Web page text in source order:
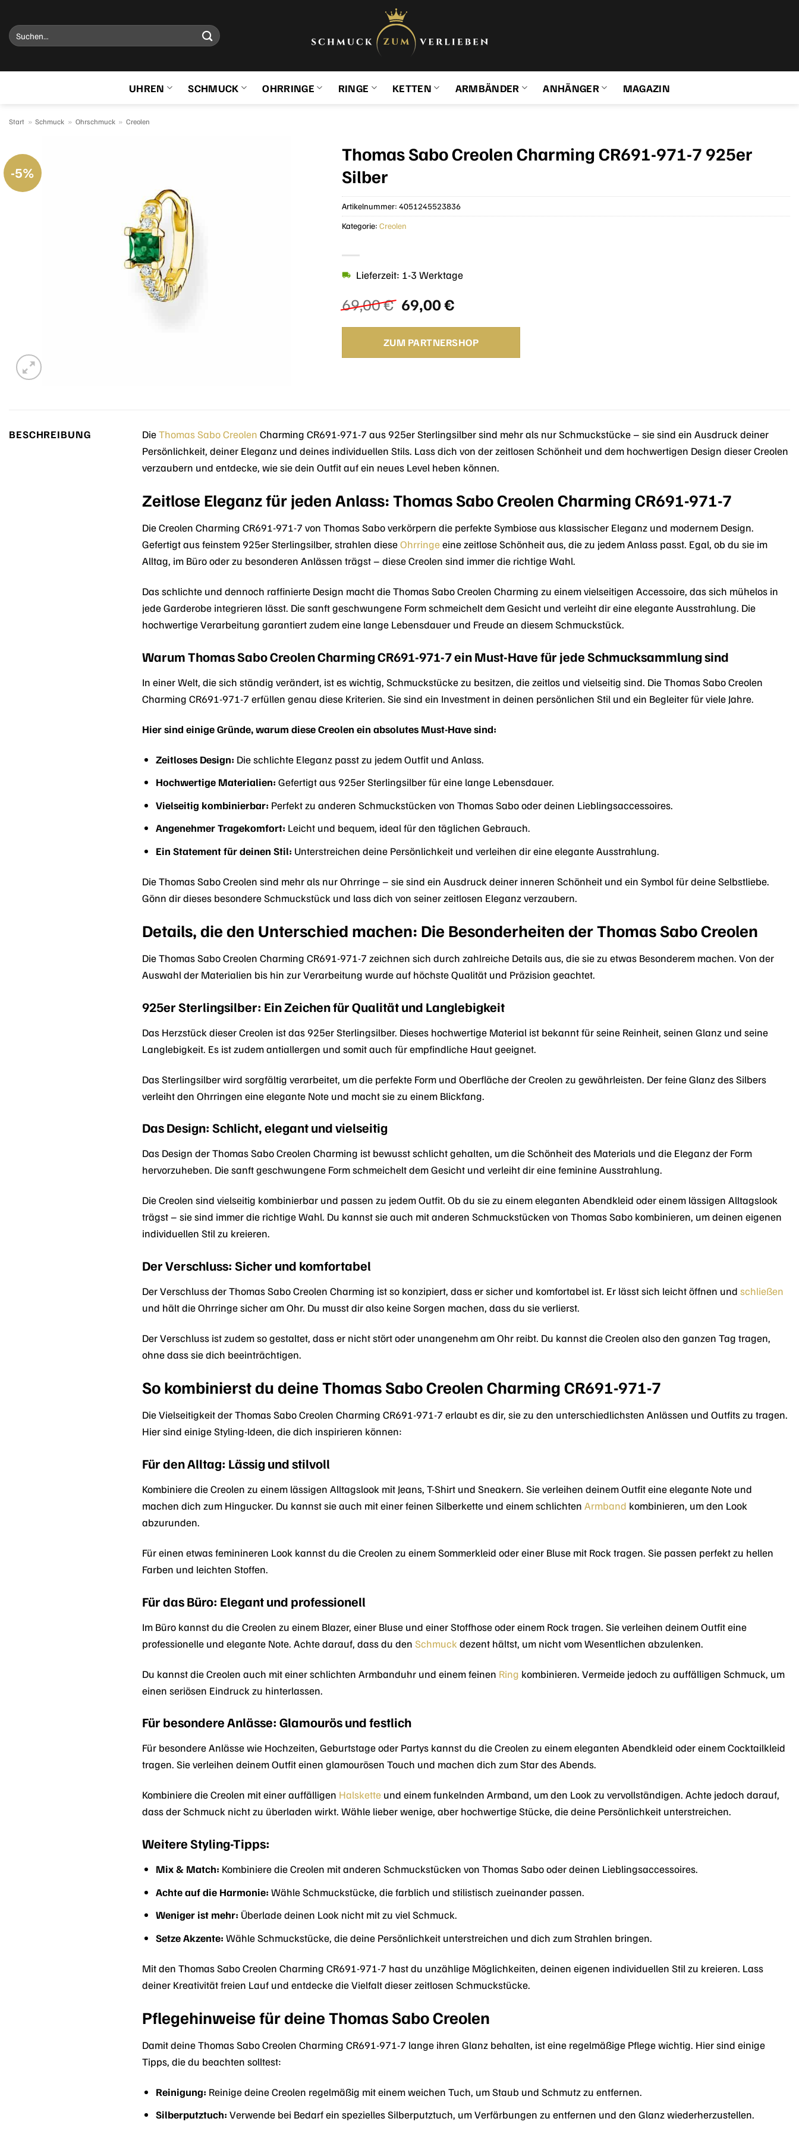
Inhalt
springen
Suchen
nach:
UHREN SCHMUCK OHRRINGE RINGE KETTEN ARMBÄNDER ANHÄNGER MAGAZIN
Start » Schmuck » Ohrschmuck » Creolen
-5%
Thomas Sabo Creolen Charming CR691-971-7 925er
Silber
69,00€ Ursprünglicher
Preis
war:
69,00 €
69,00€Aktueller
ist:
69,00 €.
Lieferzeit: 1-3 Werktage
ZUM PARTNERSHOP
Artikelnummer: 4051245523836
Kategorie: Creolen
BESCHREIBUNG DieThomas SaboCreolen Charming CR691-971-7 aus 925er Sterlingsilber sind mehr als nur Schmuckstücke – sie sind ein Ausdruck deiner
Persönlichkeit, deiner Eleganz und deines individuellen Stils. Lass dich von der zeitlosen Schönheit und dem hochwertigen Design dieser Creolen
verzaubern und entdecke, wie sie dein Outfit auf ein neues Level heben können.
Zeitlose Eleganz für jeden Anlass: Thomas Sabo Creolen Charming CR691-971-7
Die Creolen Charming CR691-971-7 von Thomas Sabo verkörpern die perfekte Symbiose aus klassischer Eleganz und modernem Design.
Gefertigt aus feinstem 925er Sterlingsilber, strahlen dieseOhrringeeine zeitlose Schönheit aus, die zu jedem Anlass passt. Egal, ob du sie im
Alltag, im Büro oder zu besonderen Anlässen trägst – diese Creolen sind immer die richtige Wahl.
Das schlichte und dennoch raffinierte Design macht die Thomas Sabo Creolen Charming zu einem vielseitigen Accessoire, das sich mühelos in
jede Garderobe integrieren lässt. Die sanft geschwungene Form schmeichelt dem Gesicht und verleiht dir eine elegante Ausstrahlung. Die
hochwertige Verarbeitung garantiert zudem eine lange Lebensdauer und Freude an diesem Schmuckstück.
Warum Thomas Sabo Creolen Charming CR691-971-7 ein Must-Have für jede Schmucksammlung sind
In einer Welt, die sich ständig verändert, ist es wichtig, Schmuckstücke zu besitzen, die zeitlos und vielseitig sind. Die Thomas Sabo Creolen
Charming CR691-971-7 erfüllen genau diese Kriterien. Sie sind ein Investment in deinen persönlichen Stil und ein Begleiter für viele Jahre.
Hier sind einige Gründe, warum diese Creolen ein absolutes Must-Have sind:
Zeitloses Design: Die schlichte Eleganz passt zu jedem Outfit und Anlass.
Hochwertige Materialien: Gefertigt aus 925er Sterlingsilber für eine lange Lebensdauer.
Vielseitig kombinierbar: Perfekt zu anderen Schmuckstücken von Thomas Sabo oder deinen Lieblingsaccessoires.
Angenehmer Tragekomfort: Leicht und bequem, ideal für den täglichen Gebrauch.
Ein Statement für deinen Stil: Unterstreichen deine Persönlichkeit und verleihen dir eine elegante Ausstrahlung.
Die Thomas Sabo Creolen sind mehr als nur Ohrringe – sie sind ein Ausdruck deiner inneren Schönheit und ein Symbol für deine Selbstliebe.
Gönn dir dieses besondere Schmuckstück und lass dich von seiner zeitlosen Eleganz verzaubern.
Details, die den Unterschied machen: Die Besonderheiten der Thomas Sabo Creolen
Die Thomas Sabo Creolen Charming CR691-971-7 zeichnen sich durch zahlreiche Details aus, die sie zu etwas Besonderem machen. Von der
Auswahl der Materialien bis hin zur Verarbeitung wurde auf höchste Qualität und Präzision geachtet.
925er Sterlingsilber: Ein Zeichen für Qualität und Langlebigkeit
Das Herzstück dieser Creolen ist das 925er Sterlingsilber. Dieses hochwertige Material ist bekannt für seine Reinheit, seinen Glanz und seine
Langlebigkeit. Es ist zudem antiallergen und somit auch für empfindliche Haut geeignet.
Das Sterlingsilber wird sorgfältig verarbeitet, um die perfekte Form und Oberfläche der Creolen zu gewährleisten. Der feine Glanz des Silbers
verleiht den Ohrringen eine elegante Note und macht sie zu einem Blickfang.
Das Design: Schlicht, elegant und vielseitig
Das Design der Thomas Sabo Creolen Charming ist bewusst schlicht gehalten, um die Schönheit des Materials und die Eleganz der Form
hervorzuheben. Die sanft geschwungene Form schmeichelt dem Gesicht und verleiht dir eine feminine Ausstrahlung.
Die Creolen sind vielseitig kombinierbar und passen zu jedem Outfit. Ob du sie zu einem eleganten Abendkleid oder einem lässigen Alltagslook
trägst – sie sind immer die richtige Wahl. Du kannst sie auch mit anderen Schmuckstücken von Thomas Sabo kombinieren, um deinen eigenen
individuellen Stil zu kreieren.
Der Verschluss: Sicher und komfortabel
Der Verschluss der Thomas Sabo Creolen Charming ist so konzipiert, dass er sicher und komfortabel ist. Er lässt sich leicht öffnen und schließen
und hält die Ohrringe sicher am Ohr. Du musst dir also keine Sorgen machen, dass du sie verlierst.
Der Verschluss ist zudem so gestaltet, dass er nicht stört oder unangenehm am Ohr reibt. Du kannst die Creolen also den ganzen Tag tragen,
ohne dass sie dich beeinträchtigen.
So kombinierst du deine Thomas Sabo Creolen Charming CR691-971-7
Die Vielseitigkeit der Thomas Sabo Creolen Charming CR691-971-7 erlaubt es dir, sie zu den unterschiedlichsten Anlässen und Outfits zu tragen.
Hier sind einige Styling-Ideen, die dich inspirieren können:
Für den Alltag: Lässig und stilvoll
Kombiniere die Creolen zu einem lässigen Alltagslook mit Jeans, T-Shirt und Sneakern. Sie verleihen deinem Outfit eine elegante Note und
machen dich zum Hingucker. Du kannst sie auch mit einer feinen Silberkette und einem schlichten Armband kombinieren, um den Look
abzurunden.
Für einen etwas feminineren Look kannst du die Creolen zu einem Sommerkleid oder einer Bluse mit Rock tragen. Sie passen perfekt zu hellen
Farben und leichten Stoffen.
Für das Büro: Elegant und professionell
Im Büro kannst du die Creolen zu einem Blazer, einer Bluse und einer Stoffhose oder einem Rock tragen. Sie verleihen deinem Outfit eine
professionelle und elegante Note. Achte darauf, dass du den Schmuck dezent hältst, um nicht vom Wesentlichen abzulenken.
Du kannst die Creolen auch mit einer schlichten Armbanduhr und einem feinen Ring kombinieren. Vermeide jedoch zu auffälligen Schmuck, um
einen seriösen Eindruck zu hinterlassen.
Für besondere Anlässe: Glamourös und festlich
Für besondere Anlässe wie Hochzeiten, Geburtstage oder Partys kannst du die Creolen zu einem eleganten Abendkleid oder einem Cocktailkleid
tragen. Sie verleihen deinem Outfit einen glamourösen Touch und machen dich zum Star des Abends.
Kombiniere die Creolen mit einer auffälligen Halskette und einem funkelnden Armband, um den Look zu vervollständigen. Achte jedoch darauf,
dass der Schmuck nicht zu überladen wirkt. Wähle lieber wenige, aber hochwertige Stücke, die deine Persönlichkeit unterstreichen.
Weitere Styling-Tipps:
Mix & Match: Kombiniere die Creolen mit anderen Schmuckstücken von Thomas Sabo oder deinen Lieblingsaccessoires.
Achte auf die Harmonie: Wähle Schmuckstücke, die farblich und stilistisch zueinander passen.
Weniger ist mehr: Überlade deinen Look nicht mit zu viel Schmuck.
Setze Akzente: Wähle Schmuckstücke, die deine Persönlichkeit unterstreichen und dich zum Strahlen bringen.
Mit den Thomas Sabo Creolen Charming CR691-971-7 hast du unzählige Möglichkeiten, deinen eigenen individuellen Stil zu kreieren. Lass
deiner Kreativität freien Lauf und entdecke die Vielfalt dieser zeitlosen Schmuckstücke.
Pflegehinweise für deine Thomas Sabo Creolen
Damit deine Thomas Sabo Creolen Charming CR691-971-7 lange ihren Glanz behalten, ist eine regelmäßige Pflege wichtig. Hier sind einige
Tipps, die du beachten solltest:
Reinigung: Reinige deine Creolen regelmäßig mit einem weichen Tuch, um Staub und Schmutz zu entfernen.
Silberputztuch: Verwende bei Bedarf ein spezielles Silberputztuch, um Verfärbungen zu entfernen und den Glanz wiederherzustellen.